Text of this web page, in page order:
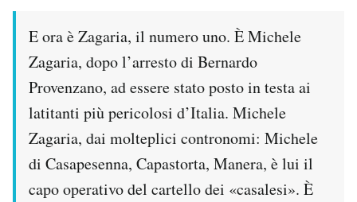
E ora è Zagaria, il numero uno. È Michele
Zagaria, dopo l’arresto di Bernardo
Provenzano, ad essere stato posto in testa ai
latitanti più pericolosi d’Italia. Michele
Zagaria, dai molteplici contronomi: Michele
di Casapesenna, Capastorta, Manera, è lui il
capo operativo del cartello dei «casalesi». È